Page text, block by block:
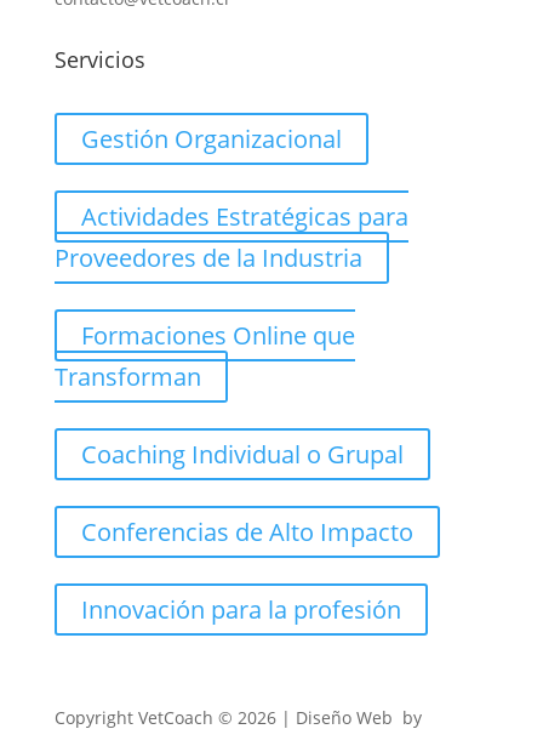
Servicios
Gestión Organizacional
Actividades Estratégicas para
Proveedores de la Industria
Formaciones Online que
Transforman
Coaching Individual o Grupal
Conferencias de Alto Impacto
Innovación para la profesión
CopyrightVetCoach © 2026 | Diseño Web by